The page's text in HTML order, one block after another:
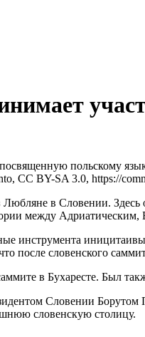
польскому
CC BY-SA 3.0, https://
в Словении. Здесь
между
инструмента
после словенского
в Бухаресте. Был
Словении
словенскую столицу.